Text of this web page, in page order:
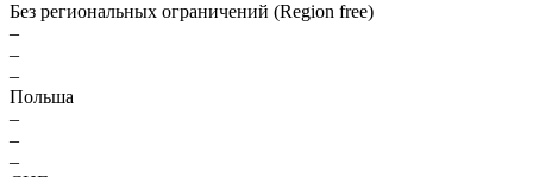
Без региональных ограничений (Region free)
–
–
–
Польша
–
–
–